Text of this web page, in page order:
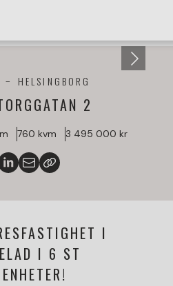
2
HELSINGBORG
760 kvm 3 495 000 kr
I
I 6 ST